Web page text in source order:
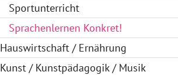
Sportunterricht
Sprachenlernen Konkret!
Hauswirtschaft / Ernährung
Kunst / Kunstpädagogik / Musik